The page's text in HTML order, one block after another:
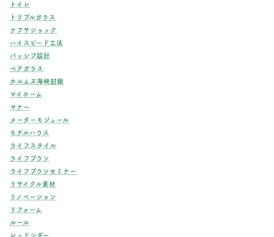
トイレ
トリプルガラス
ナフサショック
ハイスピード工法
パッシブ設計
ペアガラス
ホルムズ海峡封鎖
マイホーム
マナー
メーターモジュール
モデルハウス
ライフスタイル
ライフプラン
ライフプランセミナー
リサイクル素材
リノベーション
リフォーム
ルール
レッドシダー